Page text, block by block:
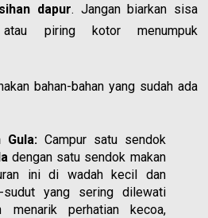
dapur. Jangan biarkan sisa
atau piring kotor menumpuk
bahan-bahan yang sudah ada
Gula: Campur satu sendok
dengan satu sendok makan
ini di wadah kecil dan
yang sering dilewati
menarik perhatian kecoa,